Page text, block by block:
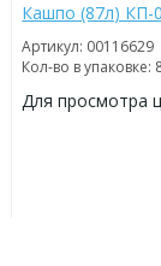
Кашпо (87л) КП-
Артикул: 00116629
Кол-во в упаковке:
Для просмотра